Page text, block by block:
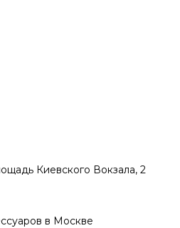
Киевского Вокзала, 2
в Москве